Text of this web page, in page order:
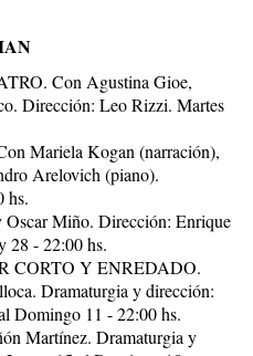
Con Agustina Gioe,
Dirección: Leo Rizzi. Martes
Mariela Kogan (narración),
Arelovich (piano).
hs.
Miño. Dirección: Enrique
28 - 22:00 hs.
CORTO Y ENREDADO.
Dramaturgia y dirección:
Domingo 11 - 22:00 hs.
Martínez. Dramaturgia y